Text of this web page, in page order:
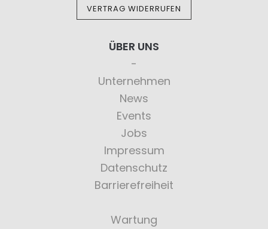
VERTRAG WIDERRUFEN
ÜBER UNS
Unternehmen
News
Events
Jobs
Impressum
Datenschutz
Barrierefreiheit
Wartung